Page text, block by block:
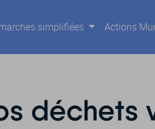
simplifiées Actions
déchets